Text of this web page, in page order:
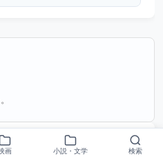
画 小説・文学 検索